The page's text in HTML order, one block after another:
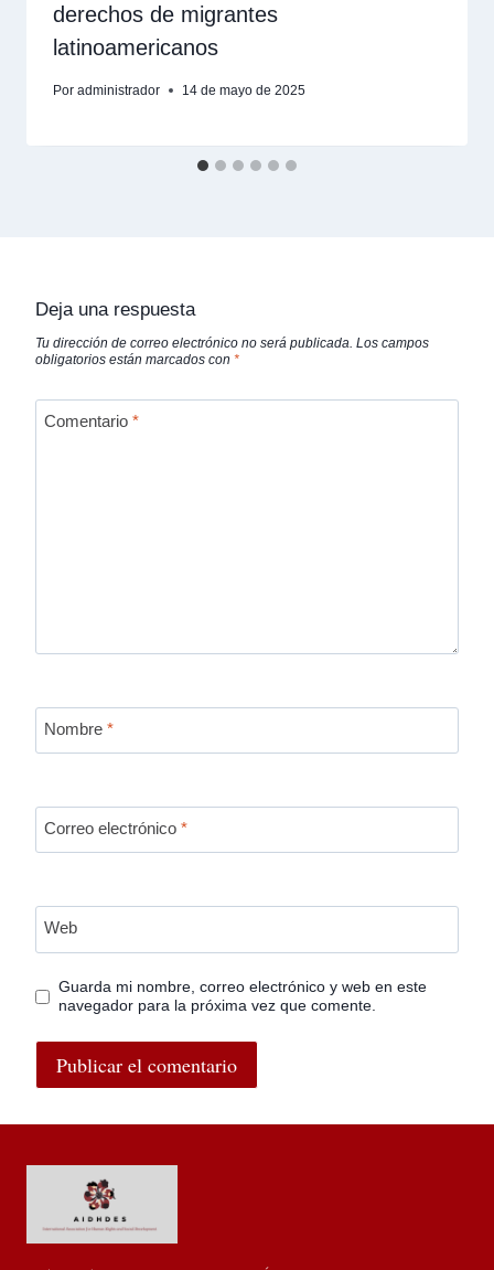
derechos de migrantes
latinoamericanos
Por administrador 14 de mayo de 2025
Deja una respuesta
Tu dirección de correo electrónico no será publicada. Los campos
obligatorios están marcados con *
Comentario *
Nombre *
Correo electrónico *
Web
Guarda mi nombre, correo electrónico y web en este
navegador para la próxima vez que comente.